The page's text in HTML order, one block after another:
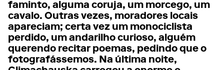
faminto, alguma coruja, um morcego, um
cavalo. Outras vezes, moradores locais
apareciam; certa vez um monociclista
perdido, um andarilho curioso, alguém
querendo recitar poemas, pedindo que o
fotografássemos. Na última noite,